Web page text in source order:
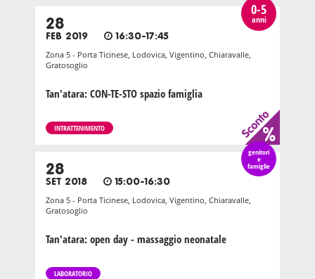
0-5
anni
28
FEB 2019 16:30-17:45
Zona 5 - Porta Ticinese, Lodovica, Vigentino, Chiaravalle,
Gratosoglio
Tan'atara: CON-TE-STO spazio famiglia
INTRATTENIMENTO
genitori
e
famiglie
28
SET 2018 15:00-16:30
Zona 5 - Porta Ticinese, Lodovica, Vigentino, Chiaravalle,
Gratosoglio
Tan'atara: open day - massaggio neonatale
LABORATORIO